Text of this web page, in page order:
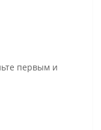
первым и